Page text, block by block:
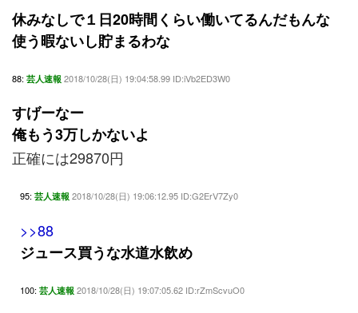
休みなしで１日20時間くらい働いてるんだもんな
使う暇ないし貯まるわな
88: 芸人速報 2018/10/28(日) 19:04:58.99 ID:iVb2ED3W0
すげーなー
俺もう3万しかないよ
正確には29870円
95: 芸人速報 2018/10/28(日) 19:06:12.95 ID:G2ErV7Zy0
>>88
ジュース買うな水道水飲め
100: 芸人速報 2018/10/28(日) 19:07:05.62 ID:rZmScvuO0